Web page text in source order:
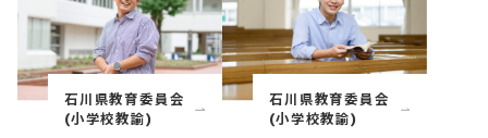
石川県教育委員会
(小学校教諭)
石川県教育委員会
(小学校教諭)